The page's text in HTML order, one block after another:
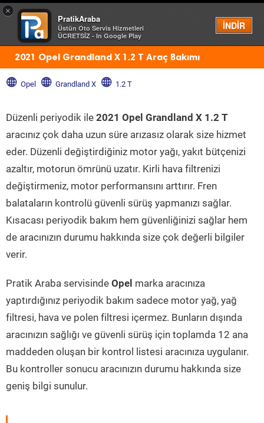
×
PratikAraba
Üstün Oto Servis Hizmetleri
ÜCRETSİZ - In Google Play
İNDİR
Menü
2021 Opel Grandland X 1.2 T Araç Bakımı
Opel Grandland X 1.2 T
Düzenli periyodik ile 2021 Opel Grandland X 1.2 T
aracınız çok daha uzun süre arızasız olarak size hizmet
eder. Düzenli değiştirdiğiniz motor yağı, yakıt bütçenizi
azaltır, motorun ömrünü uzatır. Kirli hava filtrenizi
değiştirmeniz, motor performansını arttırır. Fren
balataların kontrolü güvenli sürüş yapmanızı sağlar.
Kısacası periyodik bakım hem güvenliğinizi sağlar hem
de aracınızın durumu hakkında size çok değerli bilgiler
verir.
Pratik Araba servisinde Opel marka aracınıza
yaptırdığınız periyodik bakım sadece motor yağ, yağ
filtresi, hava ve polen filtresi içermez. Bunların dışında
aracınızın sağlığı ve güvenli sürüş için toplamda 12 ana
maddeden oluşan bir kontrol listesi aracınıza uygulanır.
Bu kontroller sonucu aracınızın durumu hakkında size
geniş bilgi sunulur.